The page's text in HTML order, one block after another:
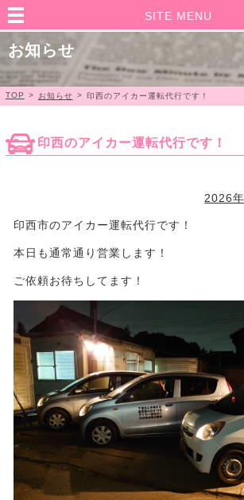
お知らせ
TOP > お知らせ > 印西のアイカー運転代行です！
SITE MENU
印西のアイカー運転代行です！
2026
印西市のアイカー運転代行です！
本日も通常通り営業します！
ご依頼お待ちしてます！